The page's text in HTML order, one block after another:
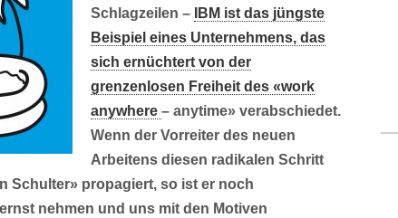
Schlagzeilen –
IBM ist das jüngste
Beispiel eines Unternehmens, das
sich ernüchtert von der
grenzenlosen Freiheit des «work
anywhere – anytime» verabschiedet.
Wenn der Vorreiter des neuen
Arbeitens diesen radikalen Schritt
Schulter» propagiert, so ist er noch
nehmen und uns mit den Motiven